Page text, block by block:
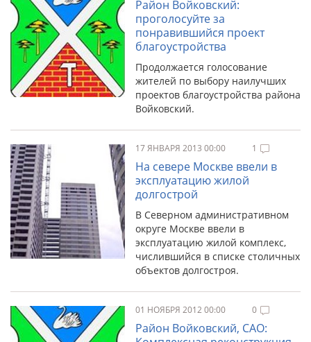
Район Войковский:
проголосуйте за
понравившийся проект
благоустройства
Продолжается голосование
жителей по выбору наилучших
проектов благоустройства района
Войковский.
17 ЯНВАРЯ 2013 00:00 1
На севере Москве ввели в
эксплуатацию жилой
долгострой
В Северном административном
округе Москве ввели в
эксплуатацию жилой комплекс,
числившийся в списке столичных
объектов долгостроя.
01 НОЯБРЯ 2012 00:00 0
Район Войковский, САО: